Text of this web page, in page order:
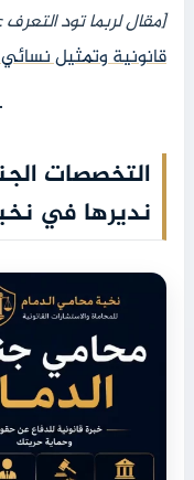
[مقال لربما تود
قانونية وتمثيل
التخصصات
نديرها في